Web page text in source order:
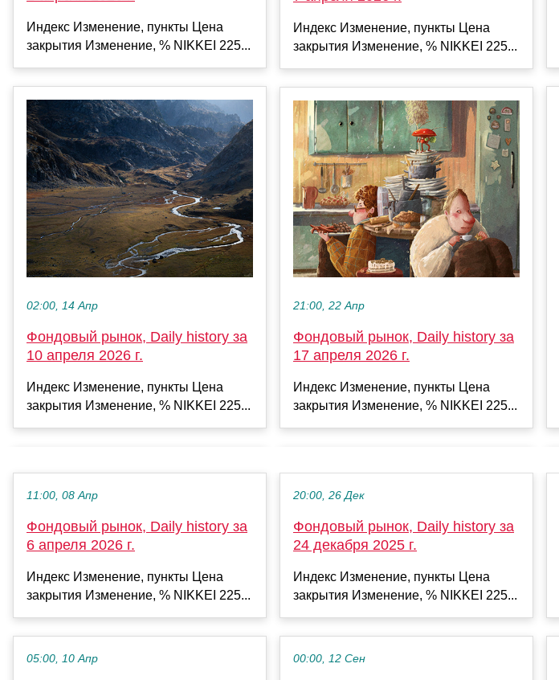
Индекс Изменение, пункты Цена
закрытия Изменение, % NIKKEI 225...
02:00, 14 Апр
Фондовый рынок, Daily history за
10 апреля 2026 г.
Индекс Изменение, пункты Цена
закрытия Изменение, % NIKKEI 225...
Индекс Изменение, пункты Цена
закрытия Изменение, % NIKKEI 225...
21:00, 22 Апр
Фондовый рынок, Daily history за
17 апреля 2026 г.
Индекс Изменение, пункты Цена
закрытия Изменение, % NIKKEI 225...
11:00, 08 Апр
Фондовый рынок, Daily history за
6 апреля 2026 г.
Индекс Изменение, пункты Цена
закрытия Изменение, % NIKKEI 225...
05:00, 10 Апр
20:00, 26 Дек
Фондовый рынок, Daily history за
24 декабря 2025 г.
Индекс Изменение, пункты Цена
закрытия Изменение, % NIKKEI 225...
00:00, 12 Сен